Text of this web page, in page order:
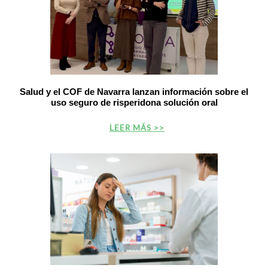
Salud y el COF de Navarra lanzan información sobre el
uso seguro de risperidona solución oral
LEER MÁS >>